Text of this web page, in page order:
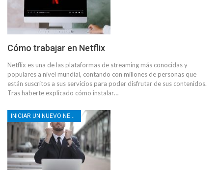
Cómo trabajar en Netflix
Netflix es una de las plataformas de streaming más conocidas y
populares a nivel mundial, contando con millones de personas que
están suscritos a sus servicios para poder disfrutar de sus contenidos.
Tras haberte explicado cómo instalar…
INICIAR UN NUEVO NEGOCIO